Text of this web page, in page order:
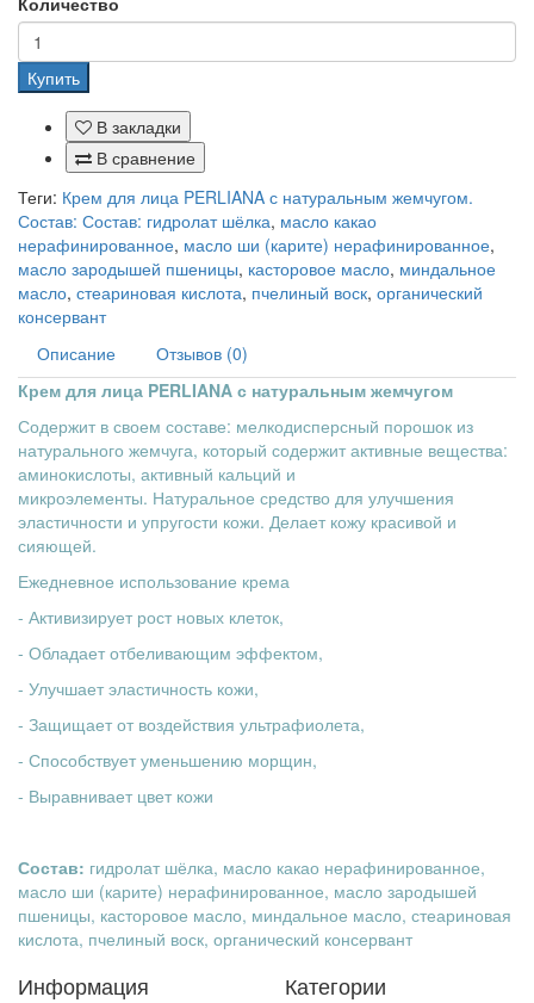
Купить
В закладки
В сравнение
Теги: Крем для лица PERLIANA с натуральным жемчугом.
Состав: Состав: гидролат шёлка, масло какао
нерафинированное, масло ши (карите) нерафинированное,
масло зародышей пшеницы, касторовое масло, миндальное
масло, стеариновая кислота, пчелиный воск, органический
консервант
Описание
Отзывов (0)
Крем для лица PERLIANA с натуральным жемчугом
Содержит в своем составе: мелкодисперсный порошок из
натурального жемчуга, который содержит активные вещества:
аминокислоты, активный кальций и
микроэлементы. Натуральное средство для улучшения
эластичности и упругости кожи. Делает кожу красивой и
сияющей.
Ежедневное использование крема
- Активизирует рост новых клеток,
- Обладает отбеливающим эффектом,
- Улучшает эластичность кожи,
- Защищает от воздействия ультрафиолета,
- Способствует уменьшению морщин,
- Выравнивает цвет кожи
Состав: гидролат шёлка, масло какао нерафинированное,
масло ши (карите) нерафинированное, масло зародышей
пшеницы, касторовое масло, миндальное масло, стеариновая
кислота, пчелиный воск, органический консервант
Информация Категории